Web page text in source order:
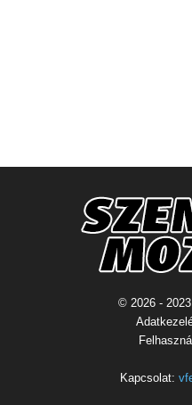
© 2026 -
Kapcsolat: